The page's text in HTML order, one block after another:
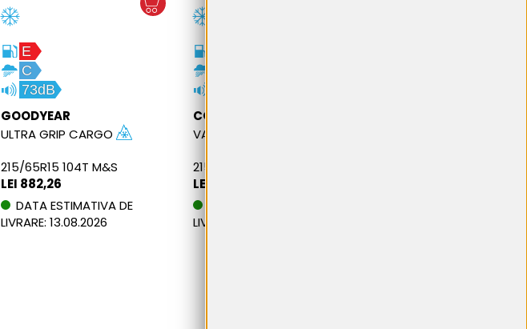
E
C
73dB
GOODYEAR
ULTRA GRIP CARGO
215/65R15 104T M&S
LEI 882,26
DATA ESTIMATIVA DE
LIVRARE: 13.08.2026
CONTINENTAL
VANCONTACT WINTER
215/65R15 104T M&S
LEI 897,19
LIVRARE: 13.08.2026